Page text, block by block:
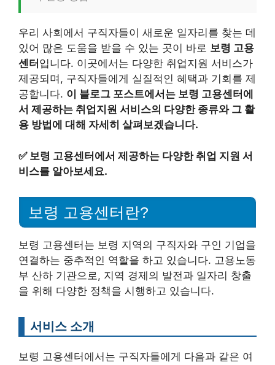
우리 사회에서 구직자들이 새로운 일자리를 찾는 데
있어 많은 도움을 받을 수 있는 곳이 바로 보령 고용
센터 입니다. 이곳에서는 다양한 취업지원 서비스가
제공되며, 구직자들에게 실질적인 혜택과 기회를 제
공합니다. 이 블로그 포스트에서는 보령 고용센터에
서 제공하는 취업지원 서비스의 다양한 종류와 그 활
용 방법에 대해 자세히 살펴보겠습니다.
✅ 보령 고용센터에서 제공하는 다양한 취업 지원 서
비스를 알아보세요.
보령 고용센터란?
보령 고용센터는 보령 지역의 구직자와 구인 기업을
연결하는 중추적인 역할을 하고 있습니다. 고용노동
부 산하 기관으로, 지역 경제의 발전과 일자리 창출
을 위해 다양한 정책을 시행하고 있습니다.
서비스 소개
보령 고용센터에서는 구직자들에게 다음과 같은 여